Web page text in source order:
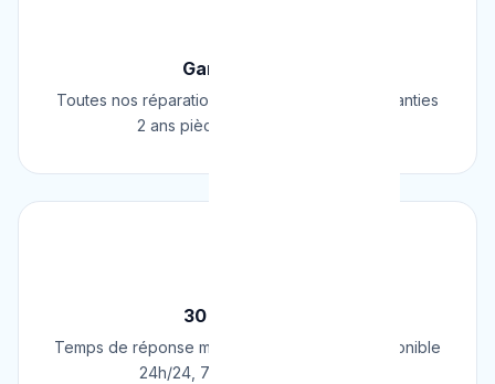
Garantie 2 Ans
Toutes nos réparations et installations sont garanties
2 ans pièces et main d'œuvre.
30 Min Chrono
Temps de réponse moyen de 30 minutes. Disponible
24h/24, 7j/7, 365 jours par an.